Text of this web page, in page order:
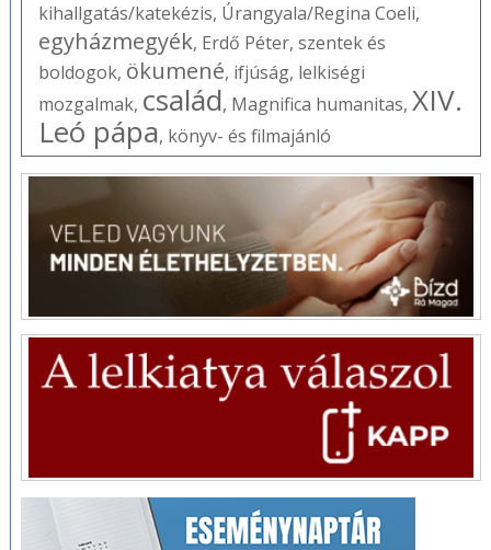
kihallgatás/katekézis, Úrangyala/Regina Coeli,
egyházmegyék, Erdő Péter, szentek és
boldogok, ökumené, ifjúság, lelkiségi
mozgalmak, család, Magnifica humanitas, XIV.
Leó pápa, könyv- és filmajánló